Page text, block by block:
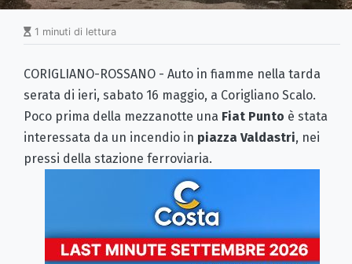
1 minuti di lettura
CORIGLIANO-ROSSANO - Auto in fiamme nella tarda
serata di ieri, sabato 16 maggio, a Corigliano Scalo.
Poco prima della mezzanotte una Fiat Punto è stata
interessata da un incendio in piazza Valdastri, nei
pressi della stazione ferroviaria.